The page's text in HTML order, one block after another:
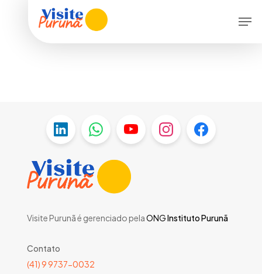
Visite Purunã é gerenciado pelaONGInstituto Purunã
Contato
(41) 9 9737-0032